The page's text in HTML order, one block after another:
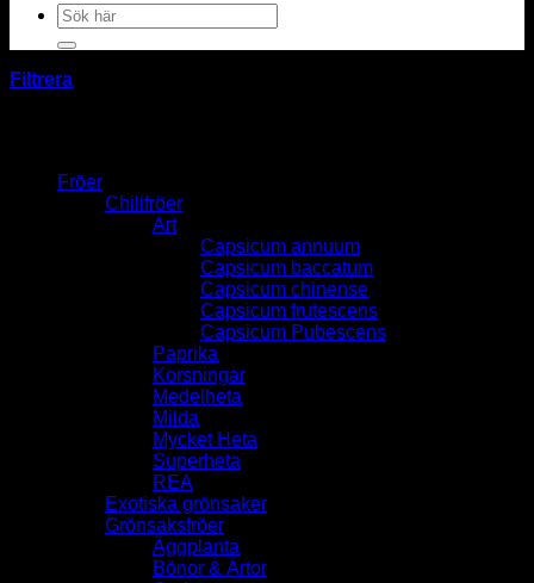
Sök
efter:
Filtrera
Fröer
Chilifröer
Art
Capsicum annuum
Capsicum baccatum
Capsicum chinense
Capsicum frutescens
Capsicum Pubescens
Paprika
Korsningar
Medelheta
Milda
Mycket Heta
Superheta
REA
Exotiska grönsaker
Grönsaksfröer
Äggplanta
Bönor & Ärtor